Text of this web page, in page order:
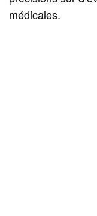
médicales.